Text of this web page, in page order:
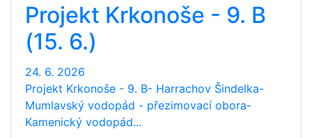
Projekt Krkonoše - 9. B
(15. 6.)
24. 6. 2026
Projekt Krkonoše - 9. B- Harrachov Šindelka-
Mumlavský vodopád - přezimovací obora-
Kamenický vodopád...